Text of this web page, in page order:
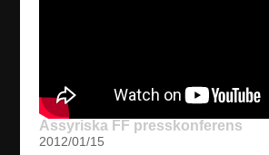
Assyriska FF presskonferens
2012/01/15